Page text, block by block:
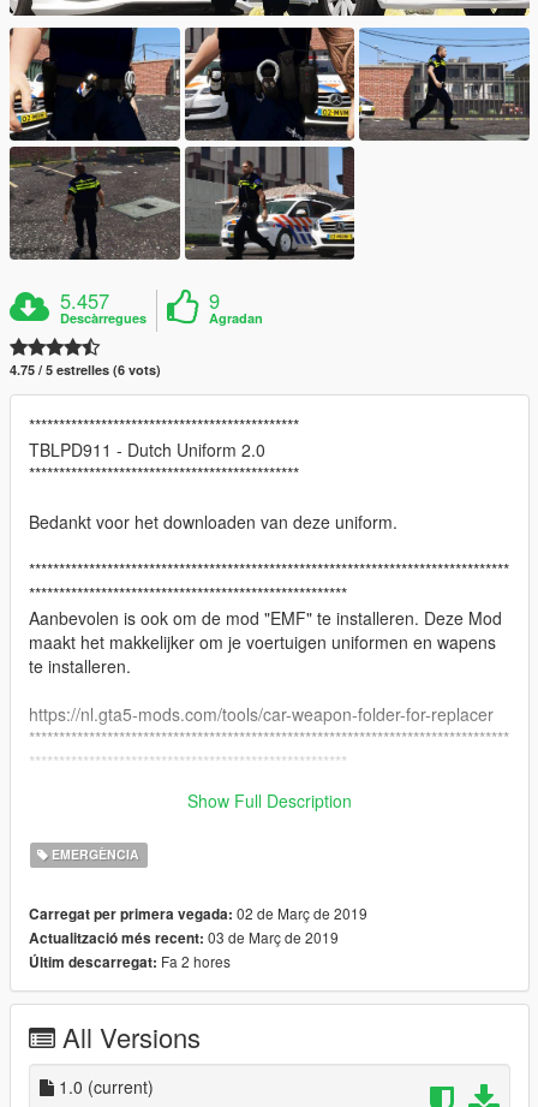
5.457
Descàrregues
9
Agradan
4.75 / 5 estrelles (6 vots)
*********************************************
TBLPD911 - Dutch Uniform 2.0
*********************************************
Bedankt voor het downloaden van deze uniform.
********************************************************************************
*****************************************************
Aanbevolen is ook om de mod "EMF" te installeren. Deze Mod
maakt het makkelijker om je voertuigen uniformen en wapens
te installeren.
https://nl.gta5-mods.com/tools/car-weapon-folder-for-replacer
********************************************************************************
*****************************************************
GENIET VAN DE UNIFORM!!Show Full Description
EMERGÈNCIA
Carregat per primera vegada: 02 de Març de 2019
Actualització més recent: 03 de Març de 2019
Últim descarregat: Fa 2 hores
All Versions
1.0 (current)